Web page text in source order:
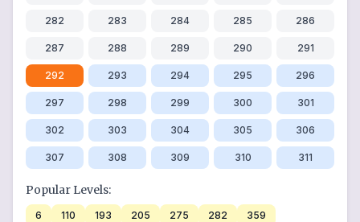
282 283 284 285 286
287 288 289 290 291
292 293 294 295 296
297 298 299 300 301
302 303 304 305 306
307 308 309 310 311
Popular Levels:
6 110 193 205 275 282 359